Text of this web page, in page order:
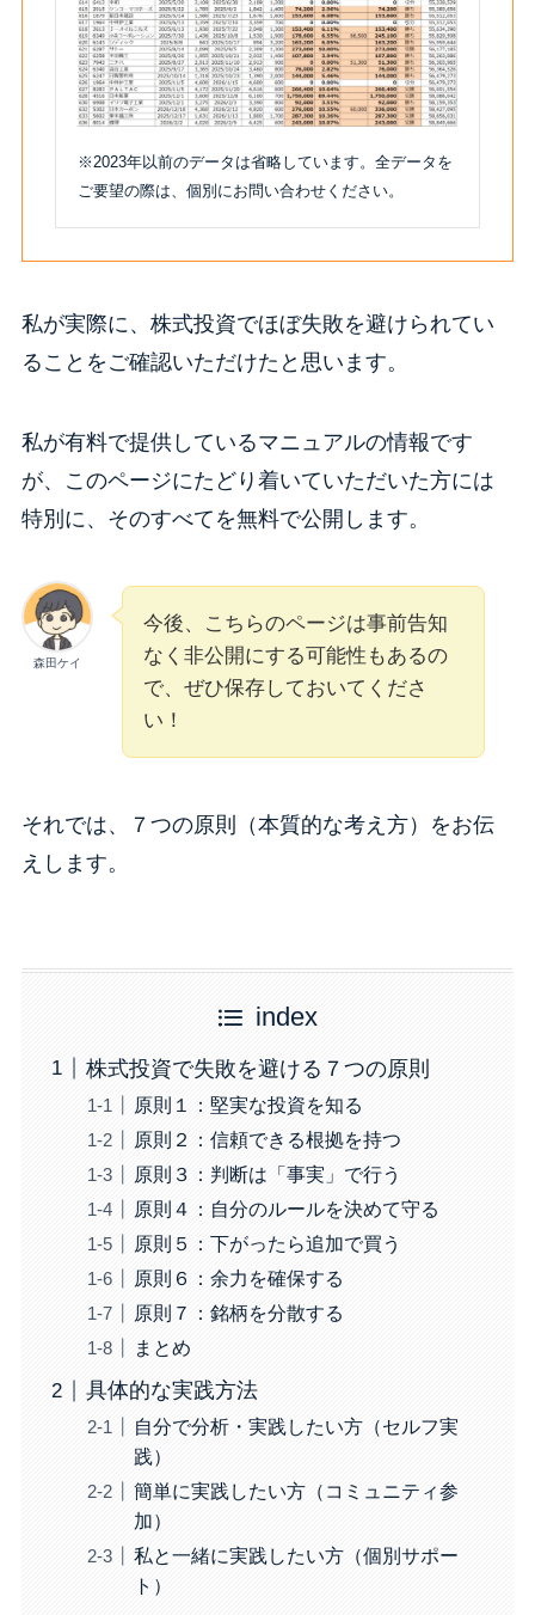
※2023年以前のデータは省略しています。全データを
ご要望の際は、個別にお問い合わせください。
私が実際に、株式投資でほぼ失敗を避けられてい
ることをご確認いただけたと思います。
私が有料で提供しているマニュアルの情報です
が、このページにたどり着いていただいた方には
特別に、そのすべてを無料で公開します。
森田ケイ
今後、こちらのページは事前告知
なく非公開にする可能性もあるの
で、ぜひ保存しておいてくださ
い！
それでは、７つの原則（本質的な考え方）をお伝
えします。
index
株式投資で失敗を避ける７つの原則
原則１：堅実な投資を知る
原則２：信頼できる根拠を持つ
原則３：判断は「事実」で行う
原則４：自分のルールを決めて守る
原則５：下がったら追加で買う
原則６：余力を確保する
原則７：銘柄を分散する
まとめ
具体的な実践方法
自分で分析・実践したい方（セルフ実
践）
簡単に実践したい方（コミュニティ参
加）
私と一緒に実践したい方（個別サポー
ト）